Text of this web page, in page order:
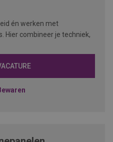
én werken met
Hier combineer je techniek,